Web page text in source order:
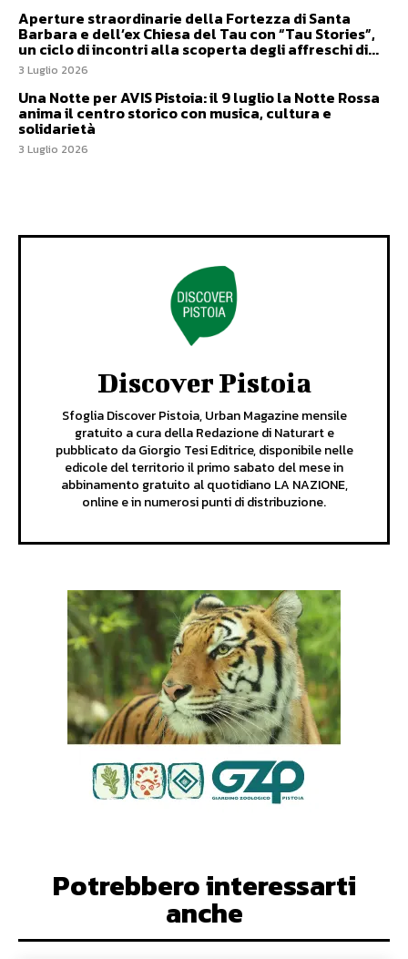
Aperture straordinarie della Fortezza di Santa
Barbara e dell’ex Chiesa del Tau con “Tau Stories”,
un ciclo di incontri alla scoperta degli affreschi di...
3 Luglio 2026
Una Notte per AVIS Pistoia: il 9 luglio la Notte Rossa
anima il centro storico con musica, cultura e
solidarietà
3 Luglio 2026
Discover Pistoia
Sfoglia Discover Pistoia, Urban Magazine mensile
gratuito a cura della Redazione di Naturart e
pubblicato da Giorgio Tesi Editrice, disponibile nelle
edicole del territorio il primo sabato del mese in
abbinamento gratuito al quotidiano LA NAZIONE,
online e in numerosi punti di distribuzione.
Potrebbero interessarti
anche